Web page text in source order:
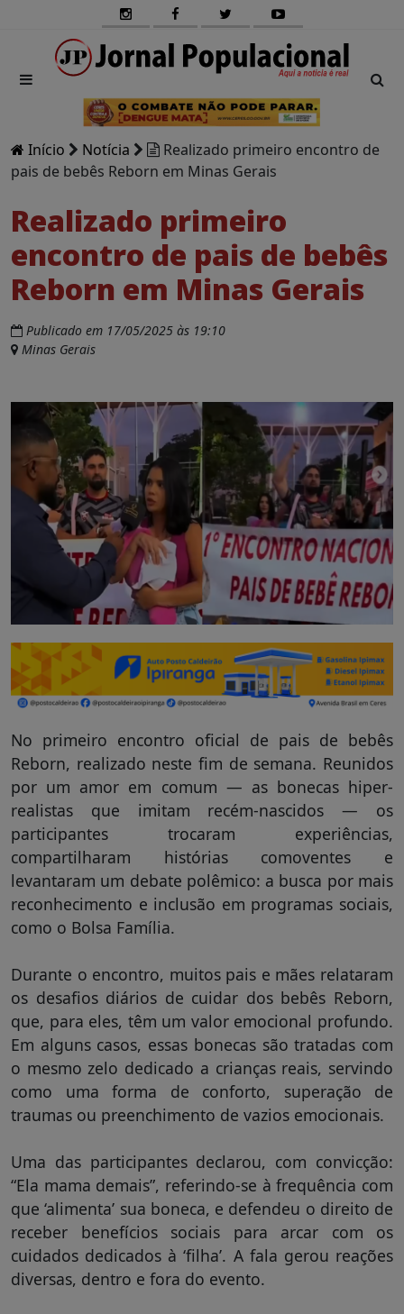
Início Notícia
Realizado primeiro encontro de
pais de bebês Reborn em Minas Gerais
Realizado primeiro
encontro de pais de bebês
Reborn em Minas Gerais
Publicado em 17/05/2025 às 19:10
Minas Gerais
No primeiro encontro oficial de pais de bebês
Reborn, realizado neste fim de semana. Reunidos
por um amor em comum — as bonecas hiper-
realistas que imitam recém-nascidos — os
participantes trocaram experiências,
compartilharam histórias comoventes e
levantaram um debate polêmico: a busca por mais
reconhecimento e inclusão em programas sociais,
como o Bolsa Família.
Durante o encontro, muitos pais e mães relataram
os desafios diários de cuidar dos bebês Reborn,
que, para eles, têm um valor emocional profundo.
Em alguns casos, essas bonecas são tratadas com
o mesmo zelo dedicado a crianças reais, servindo
como uma forma de conforto, superação de
traumas ou preenchimento de vazios emocionais.
Uma das participantes declarou, com convicção:
“Ela mama demais”, referindo-se à frequência com
que ‘alimenta’ sua boneca, e defendeu o direito de
receber benefícios sociais para arcar com os
cuidados dedicados à ‘filha’. A fala gerou reações
diversas, dentro e fora do evento.